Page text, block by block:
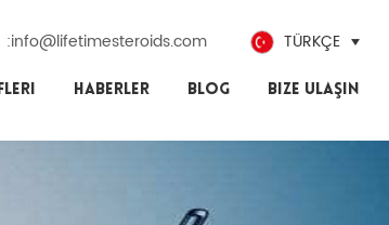
:info@lifetimesteroids.com TÜRKÇE
HABERLER BLOG BIZE ULAŞIN